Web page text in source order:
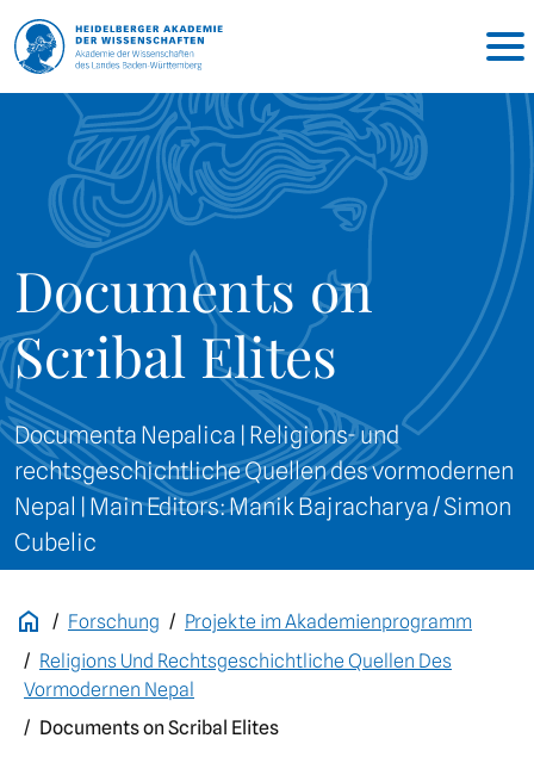
Documents on
Scribal Elites
Documenta Nepalica | Religions- und
rechtsgeschichtliche Quellen des vormodernen
Nepal | Main Editors: Manik Bajracharya / Simon
Cubelic
Forschung
Projekte im Akademienprogramm
Religions Und Rechtsgeschichtliche Quellen Des
Vormodernen Nepal
Documents on Scribal Elites